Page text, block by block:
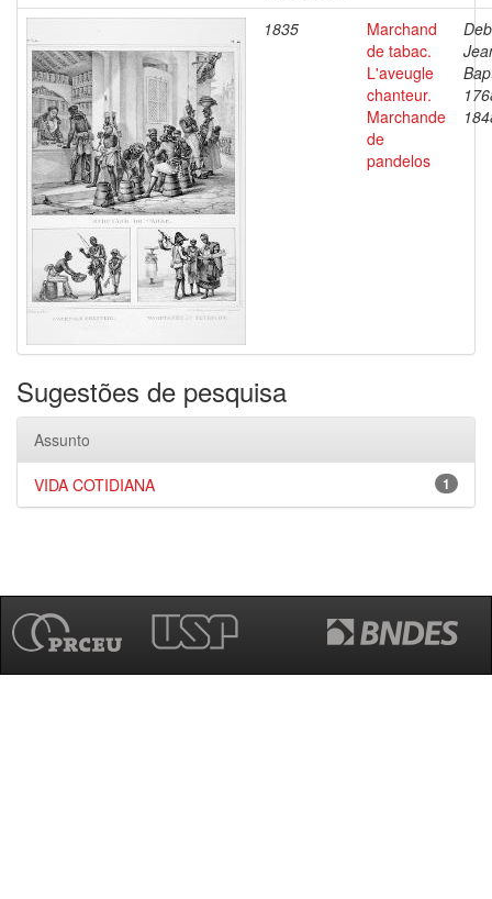
1835
Marchand
de tabac.
L'aveugle
chanteur.
Marchande
de
pandelos
Sugestões de pesquisa
Assunto
1
VIDA COTIDIANA